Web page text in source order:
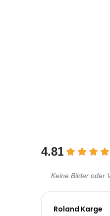
4.81
Keine Bilder oder
Roland Karge